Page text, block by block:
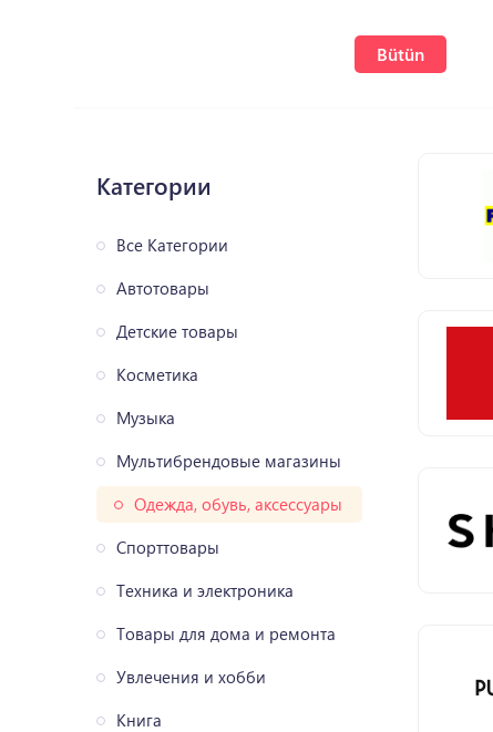
Bütün
Категории
Все Категории
Автотовары
Детские товары
Косметика
Музыка
Мультибрендовые магазины
Одежда, обувь, аксессуары
Спорттовары
Техника и электроника
Товары для дома и ремонта
Увлечения и хобби
Книга